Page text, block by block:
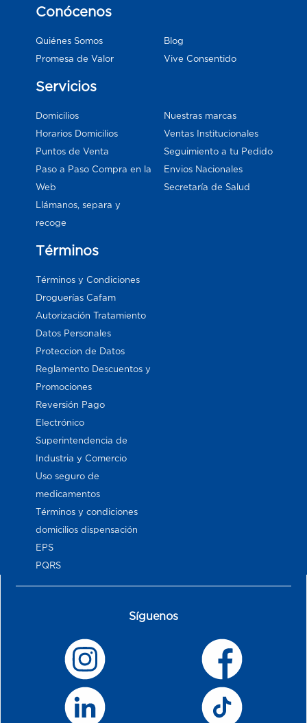
Conócenos
Quiénes Somos
Promesa de Valor
Blog
Vive Consentido
Servicios
Domicilios
Horarios Domicilios
Puntos de Venta
Paso a Paso Compra en la
Web
Llámanos, separa y
recoge
Nuestras marcas
Ventas Institucionales
Seguimiento a tu Pedido
Envios Nacionales
Secretaría de Salud
Términos
Términos y Condiciones
Droguerías Cafam
Autorización Tratamiento
Datos Personales
Proteccion de Datos
Reglamento Descuentos y
Promociones
Reversión Pago
Electrónico
Superintendencia de
Industria y Comercio
Uso seguro de
medicamentos
Términos y condiciones
domicilios dispensación
EPS
PQRS
Síguenos